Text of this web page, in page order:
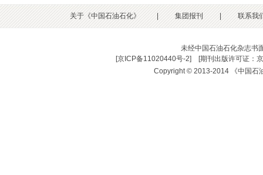
关于《中国石油石化》 集团报刊 联系我
未经中国石油石化杂志书
[京ICP备11020440号-2] [期刊出版许可证：
Copyright © 2013-2014 《中国石